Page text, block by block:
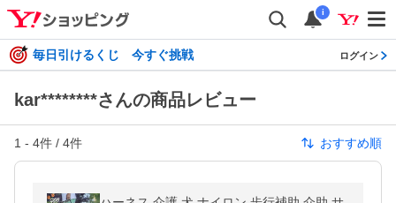
i
毎日引けるくじ 今すぐ挑戦 ログイン
kar********さんの商品レビュー
1 - 4件 / 4件 おすすめ順